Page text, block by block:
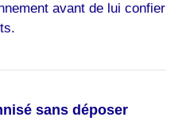
avant de lui confier
sans déposer